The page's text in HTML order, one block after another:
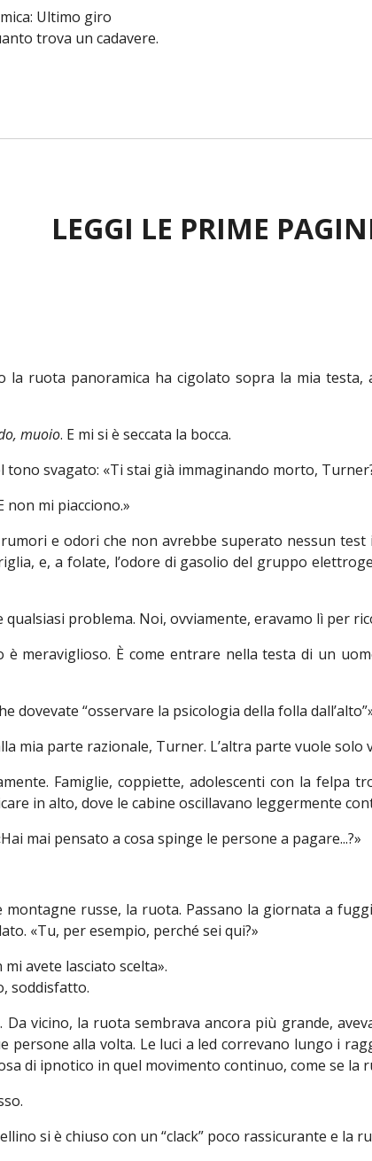
Ultimo giro
trova un cadavere.
LEGGI LE PRIME
la ruota panoramica ha cigolato sopra la mia
muoio. E mi si è seccata la bocca.
svagato: «Ti stai già immaginando morto,
non mi piacciono.»
e odori che non avrebbe superato nessun test
e, a folate, l’odore di gasolio del gruppo
problema. Noi, ovviamente, eravamo lì per
meraviglioso. È come entrare nella testa di un
dovevate “osservare la psicologia della folla
mia parte razionale, Turner. L’altra parte vuole solo
Famiglie, coppiette, adolescenti con la felpa
in alto, dove le cabine oscillavano leggermente
mai pensato a cosa spinge le persone a pagare...?»
montagne russe, la ruota. Passano la giornata a
«Tu, per esempio, perché sei qui?»
avete lasciato scelta».
soddisfatto.
vicino, la ruota sembrava ancora più grande,
alla volta. Le luci a led correvano lungo i
di ipnotico in quel movimento continuo, come se la
si è chiuso con un “clack” poco rassicurante e la